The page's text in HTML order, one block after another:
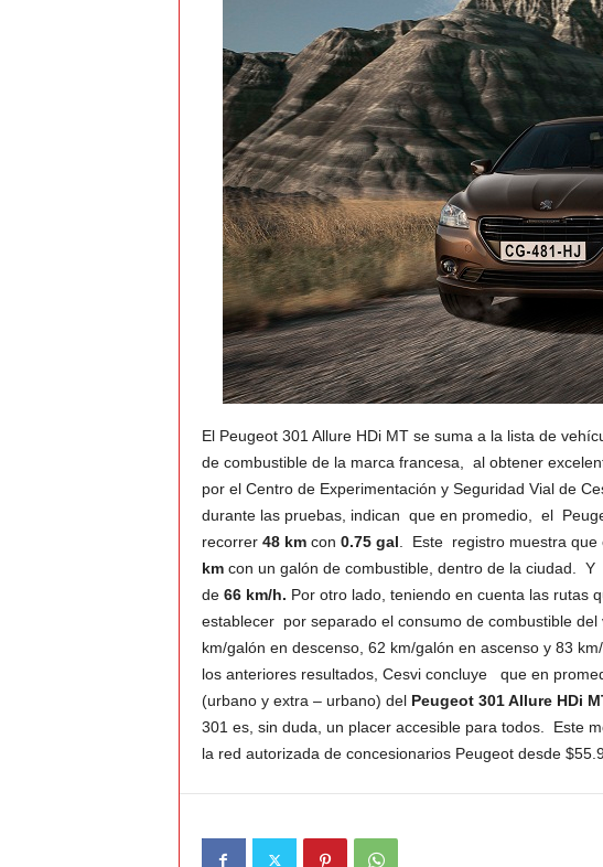
o
r
a
s
h
–
C
s
v
i
l
o
b
El Peugeot 301 Allure HDi MT se suma a la lista de
de combustible de la marca francesa, al obtener
por el Centro de Experimentación y Seguridad Vial de
durante las pruebas, indican que en promedio, el
recorrer 48 km con 0.75 gal . Este registro muestra
km con un galón de combustible, dentro de la ciudad. Y
de 66 km/h. Por otro lado, teniendo en cuenta las rutas
establecer por separado el consumo de combustible
km/galón en descenso, 62 km/galón en ascenso y 83
los anteriores resultados, Cesvi concluye que en
(urbano y extra – urbano) del Peugeot 301 Allure HDi
301 es, sin duda, un placer accesible para todos. Este
la red autorizada de concesionarios Peugeot desde